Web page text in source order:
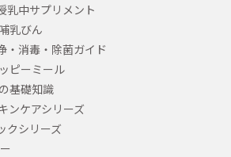
乳中サプリメント
乳びん
・消毒・除菌ガイド
ピーミール
基礎知識
ンケアシリーズ
クシリーズ